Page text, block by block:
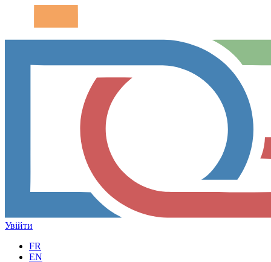
Увійти
FR
EN